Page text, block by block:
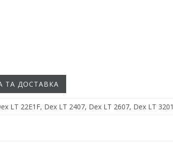
ТА ДОСТАВКА
LT 22E1F, Dex LT 2407, Dex LT 2607, Dex LT 3201